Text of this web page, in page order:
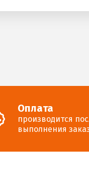
Оплата
производится
выполнения